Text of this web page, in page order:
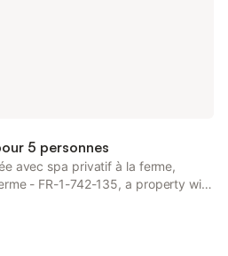
5 personnes
avec spa privatif à la ferme,
- FR-1-742-135, a property with
km from Aurillac Congress Centre,
Course, as well as 41 km